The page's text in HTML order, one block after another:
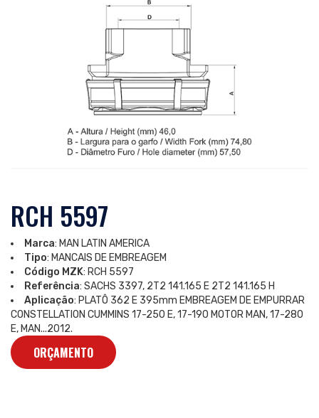
RCH 5597
Marca: MAN LATIN AMERICA
Tipo: MANCAIS DE EMBREAGEM
Código MZK: RCH 5597
Referência: SACHS 3397, 2T2 141.165 E 2T2 141.165 H
Aplicação: PLATÔ 362 E 395mm EMBREAGEM DE EMPURRAR
CONSTELLATION CUMMINS 17-250 E, 17-190 MOTOR MAN, 17-280
E, MAN...2012.
ORÇAMENTO